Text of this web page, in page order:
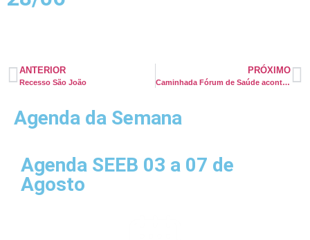
ANTERIOR
Recesso São João
PRÓXIMO
Caminhada Fórum de Saúde acontecerá dia 02/07
Agenda da Semana
Agenda SEEB 03 a 07 de
Agosto